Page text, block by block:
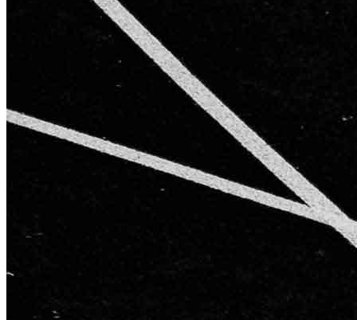
Личный кабинет
+7 (999) 227-22-49